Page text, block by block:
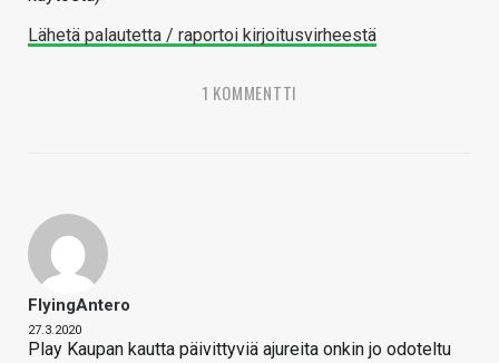
Lähetä palautetta / raportoi kirjoitusvirheestä
1 KOMMENTTI
FlyingAntero
27.3.2020
Play Kaupan kautta päivittyviä ajureita onkin jo odoteltu